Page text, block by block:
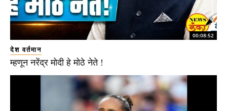
00:08:52
देश वर्तमान
म्हणून नरेंद्र मोदी हे मोठे नेते !